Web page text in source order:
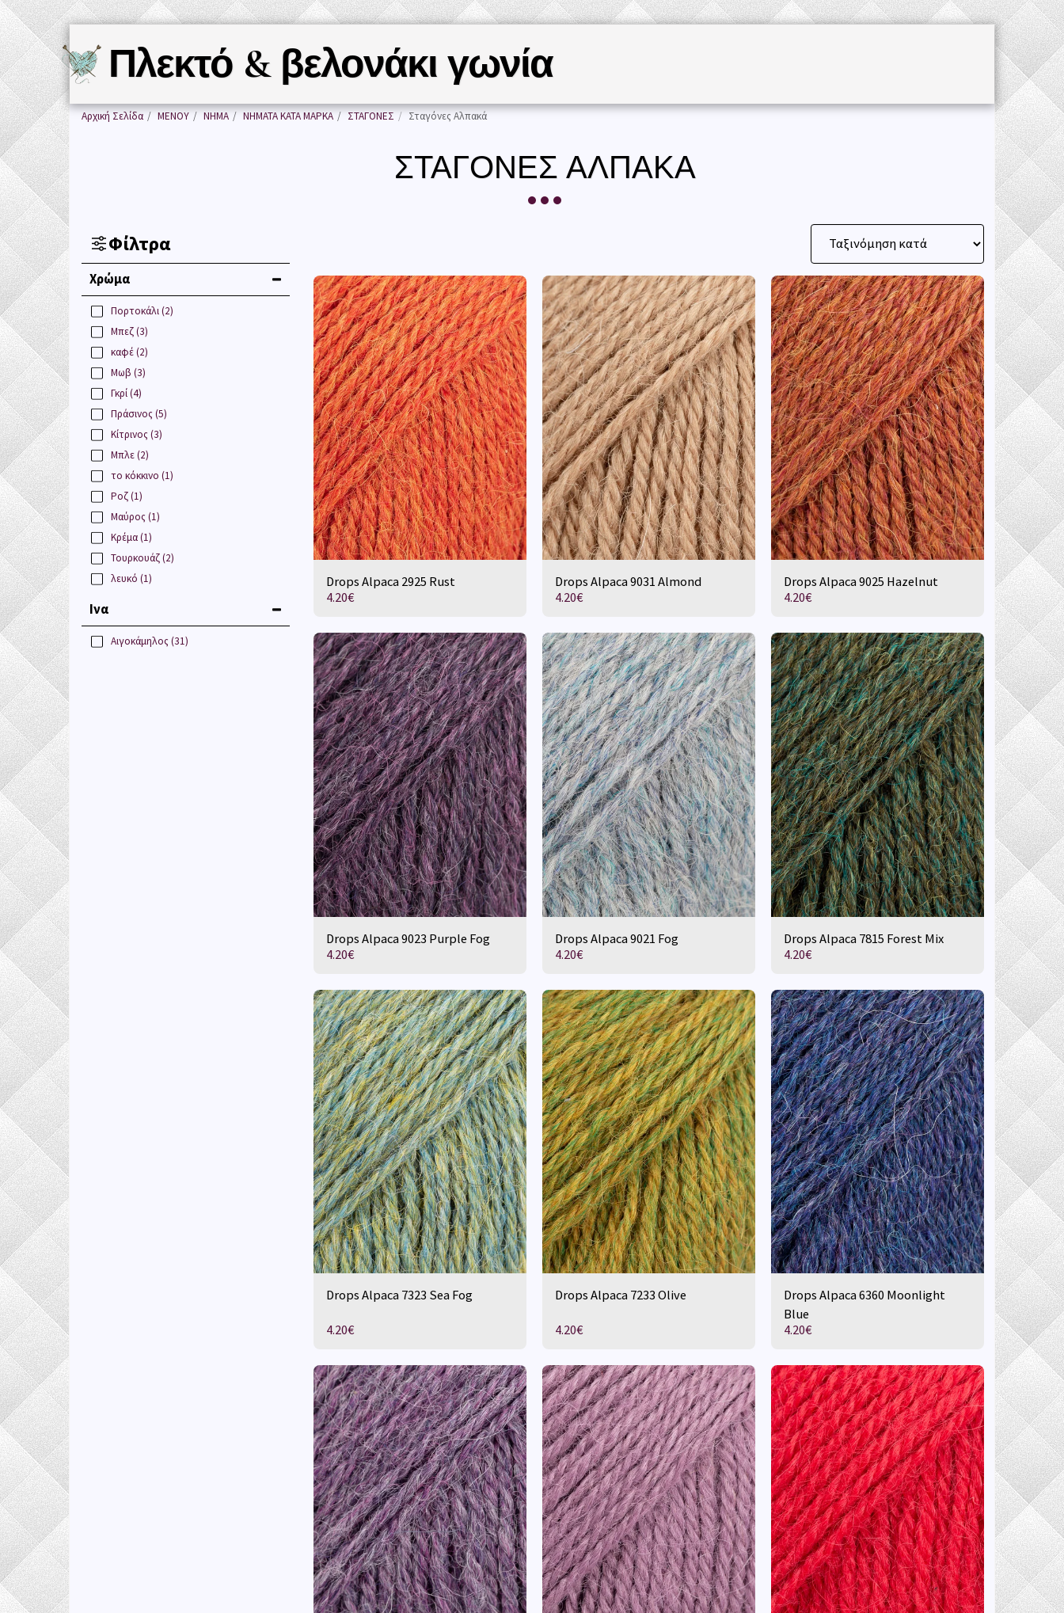
Πλεκτό & βελονάκι γωνίαΑΡΧΙΚΉ ΣΕΛΊΔΑ KNITTING & CROCHET ACCESSORIES
Αρχική Σελίδα ΜΕΝΟΥ ΝΗΜΑ ΝΗΜΑΤΑ ΚΑΤΑ ΜΑΡΚΑ ΣΤΑΓΟΝΕΣ Σταγόνες Αλπακά
ΣΤΑΓΌΝΕΣ ΑΛΠΑΚΆ
Φίλτρα
Ινα
Αιγοκάμηλος (31)
Χρώμα
Πορτοκάλι(2)
Μπεζ(3)
καφέ(2)
Μωβ (3)
Γκρί(4)
Πράσινος (5)
Κίτρινος (3)
Μπλε(2)
το κόκκινο (1)
Ροζ(1)
Μαύρος (1)
Κρέμα(1)
Τουρκουάζ(2)
λευκό (1)
Drops Alpaca 2925 Rust
4.20€
Drops Alpaca 9031 Almond
4.20€
Drops Alpaca 9025 Hazelnut
4.20€
Drops Alpaca 9023 Purple Fog
4.20€
Drops Alpaca 9021 Fog
4.20€
Drops Alpaca 7815 Forest Mix
4.20€
Drops Alpaca 7323 Sea Fog
4.20€
Drops Alpaca 7233 Olive
4.20€
Drops Alpaca 6360 Moonlight
Blue
4.20€